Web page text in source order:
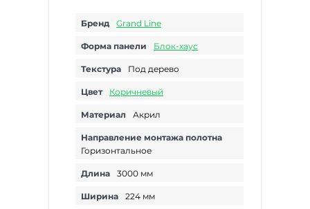
Бренд Grand Line
Форма панели Блок-хаус
Текстура Под дерево
Цвет Коричневый
Материал Акрил
Направление монтажа полотна
Горизонтальное
Длина 3000 мм
Ширина 224 мм